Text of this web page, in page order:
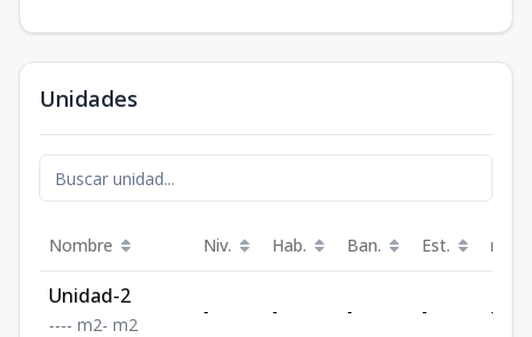
Unidades
Nombre Niv. Hab. Ban. Est. m²
Unidad-2
---- m2- m2
- - - - -